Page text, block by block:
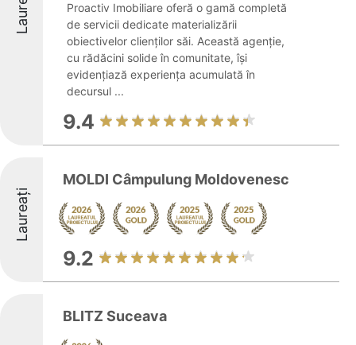
Proactiv Imobiliare oferă o gamă completă
de servicii dedicate materializării
obiectivelor clienților săi. Această agenție,
cu rădăcini solide în comunitate, își
evidențiază experiența acumulată în
decursul ...
9.4
Laureați
MOLDI Câmpulung Moldovenesc
9.2
BLITZ Suceava